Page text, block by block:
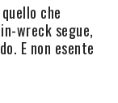
che
wreck segue,
E non esente